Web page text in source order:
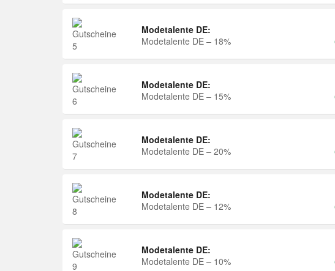
Modetalente DE:
Modetalente DE – 18%
Modetalente DE:
Modetalente DE – 15%
Modetalente DE:
Modetalente DE – 20%
Modetalente DE:
Modetalente DE – 12%
Modetalente DE:
Modetalente DE – 10%